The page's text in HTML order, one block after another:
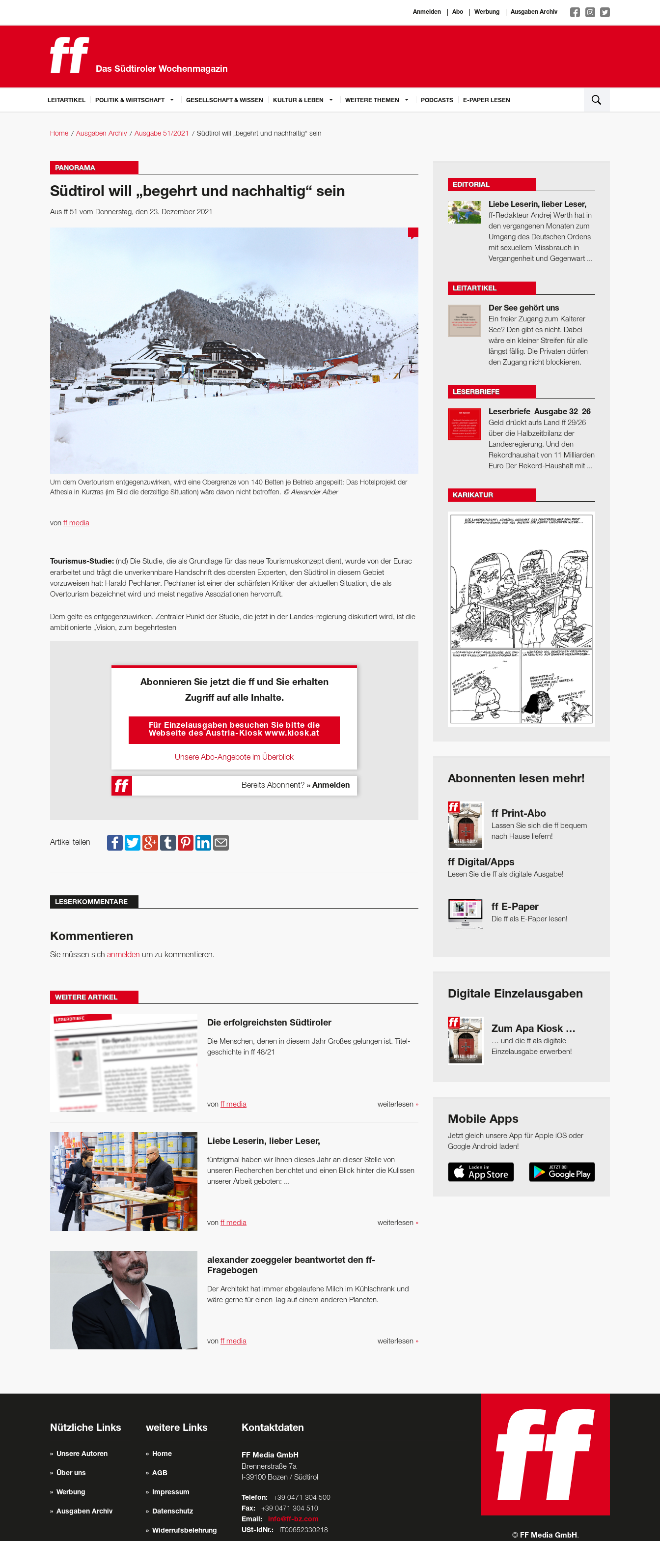
Anmelden Abo Werbung Ausgaben Archiv
Das Südtiroler Wochenmagazin
LEITARTIKEL POLITIK & WIRTSCHAFT GESELLSCHAFT & WISSEN KULTUR & LEBEN WEITERE THEMEN PODCASTS E-PAPER LESEN
Home Ausgaben Archiv Ausgabe 51/2021 Südtirol will „begehrt und nachhaltig“ sein
PANORAMA
Südtirol will „begehrt und nachhaltig“ sein
Aus ff 51 vom Donnerstag, den 23. Dezember 2021
Um dem Overtourism entgegenzuwirken, wird eine Obergrenze von 140 Betten je Betrieb angepeilt: Das Hotelprojekt der
Athesia in Kurzras (im Bild die derzeitige Situation) wäre davon nicht betroffen. © Alexander Alber
von ff media
Tourismus-Studie: (nd) Die Studie, die als Grundlage für das neue Tourismuskonzept dient, wurde von der Eurac
erarbeitet und trägt die unverkennbare Handschrift des obersten Experten, den Südtirol in diesem Gebiet
vorzuweisen hat: Harald Pechlaner. Pechlaner ist einer der schärfsten Kritiker der aktuellen Situation, die als
Overtourism bezeichnet wird und meist negative Assoziationen hervorruft.
Dem gelte es entgegenzuwirken. Zentraler Punkt der Studie, die jetzt in der Landes-regierung diskutiert wird, ist die
ambitionierte „Vision, zum begehrtesten
Abonnieren Sie jetzt die ff und Sie erhalten
Zugriff auf alle Inhalte.
Für Einzelausgaben besuchen Sie bitte die
Webseite des Austria-Kiosk www.kiosk.at
Unsere Abo-Angebote im Überblick
Bereits Abonnent? » Anmelden
Artikel teilen
LESERKOMMENTARE
Kommentieren
Sie müssen sich anmelden um zu kommentieren.
WEITERE ARTIKEL
Die erfolgreichsten Südtiroler
Die Menschen, denen in diesem Jahr Großes gelungen ist. Titel­
geschichte in ff 48/21
weiterlesen »
von ff media
Liebe Leserin, lieber Leser,
fünfzigmal haben wir Ihnen dieses Jahr an dieser Stelle von
unseren Recherchen berichtet und einen Blick hinter die Kulissen
unserer Arbeit geboten: ...
weiterlesen »
von ff media
alexander zoeggeler beantwortet den ff-
Fragebogen
Der Architekt hat immer abgelaufene Milch im Kühlschrank und
wäre gerne für einen Tag auf einem anderen Planeten.
weiterlesen »
von ff media
EDITORIAL
Liebe Leserin, lieber Leser,
ff-Redakteur Andrej Werth hat in
den vergangenen Monaten zum
Umgang des Deutschen Ordens
mit sexuellem Missbrauch in
Vergangenheit und Gegenwart ...
LEITARTIKEL
Der See gehört uns
Ein freier Zugang zum Kalterer
See? Den gibt es nicht. Dabei
wäre ein kleiner Streifen für alle
längst fällig. Die Privaten dürfen
den Zugang nicht blockieren.
LESERBRIEFE
Leserbriefe_Ausgabe 32_26
Geld drückt aufs Land ff 29/26
über die Halbzeitbilanz der
Landesregierung. Und den
Rekordhaushalt von 11 Milliarden
Euro Der Rekord-Haushalt mit ...
KARIKATUR
Abonnenten lesen mehr!
ff Print-Abo
Lassen Sie sich die ff bequem
nach Hause liefern!
ff Digital/Apps
Lesen Sie die ff als digitale Ausgabe!
ff E-Paper
Die ff als E-Paper lesen!
Digitale Einzelausgaben
Zum Apa Kiosk …
… und die ff als digitale
Einzelausgabe erwerben!
Mobile Apps
Jetzt gleich unsere App für Apple iOS oder
Google Android laden!
Nützliche Links
Unsere Autoren
Über uns
Werbung
Ausgaben Archiv
weitere Links
Home
AGB
Impressum
Datenschutz
Widerrufsbelehrung
Kontaktdaten
FF Media GmbH
Brennerstraße 7a
I-39100 Bozen / Südtirol
Telefon: +39 0471 304 500
Fax: +39 0471 304 510
Email:
info@ff-bz.com
USt-IdNr.: IT00652330218
© FF Media GmbH.